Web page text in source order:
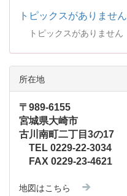
トピックスがありません
トピックスがありません
所在地
〒989-6155
宮城県大崎市
古川南町二丁目3の17
TEL 0229-22-3034
FAX 0229-23-4621
地図はこちら